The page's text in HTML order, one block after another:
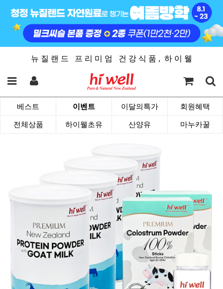
뉴 질 랜 드 프 리 미 엄 건 강 식 품 , 하 이 웰
베스트 이벤트 이달의특가 회원혜택
전체상품 하이웰초유 산양유 마누카꿀